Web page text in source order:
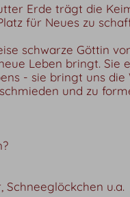
Erde trägt die
für Neues zu
schwarze Göttin
Leben bringt. Sie
- sie bringt uns die
und zu
Schneeglöckchen u.a.